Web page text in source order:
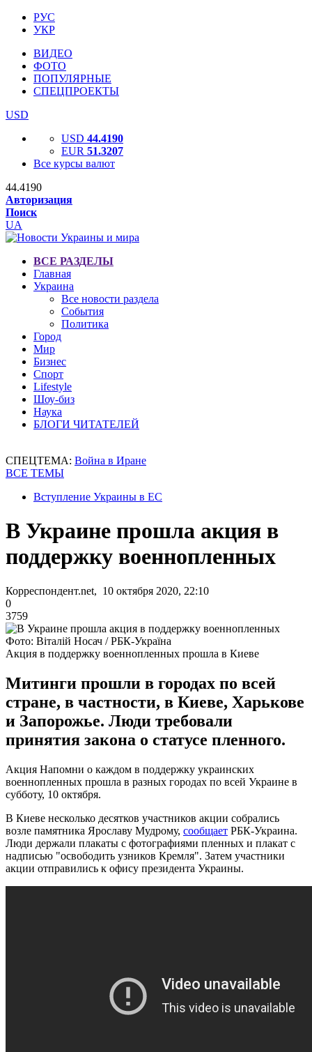
РУС
УКР
ВИДЕО
ФОТО
ПОПУЛЯРНЫЕ
СПЕЦПРОЕКТЫ
USD
USD 44.4190
EUR 51.3207
Все курсы валют
44.4190
Авторизация
Поиск
UA
ВСЕ РАЗДЕЛЫ
Главная
Украина
Все новости раздела
События
Политика
Город
Мир
Бизнес
Спорт
Lifestyle
Шоу-биз
Наука
БЛОГИ ЧИТАТЕЛЕЙ
СПЕЦТЕМА: Война в Иране
ВСЕ ТЕМЫ
Вступление Украины в ЕС
В Украине прошла акция в
поддержку военнопленных
Корреспондент.net, 10 октября 2020, 22:10
0
3759
Фото: Віталій Носач / РБК-Україна
Акция в поддержку военнопленных прошла в Киеве
Митинги прошли в городах по всей
стране, в частности, в Киеве, Харькове
и Запорожье. Люди требовали
принятия закона о статусе пленного.
Акция Напомни о каждом в поддержку украинских
военнопленных прошла в разных городах по всей Украине в
субботу, 10 октября.
В Киеве несколько десятков участников акции собрались
возле памятника Ярославу Мудрому, сообщает РБК-Украина.
Люди держали плакаты с фотографиями пленных и плакат с
надписью "освободить узников Кремля". Затем участники
акции отправились к офису президента Украины.